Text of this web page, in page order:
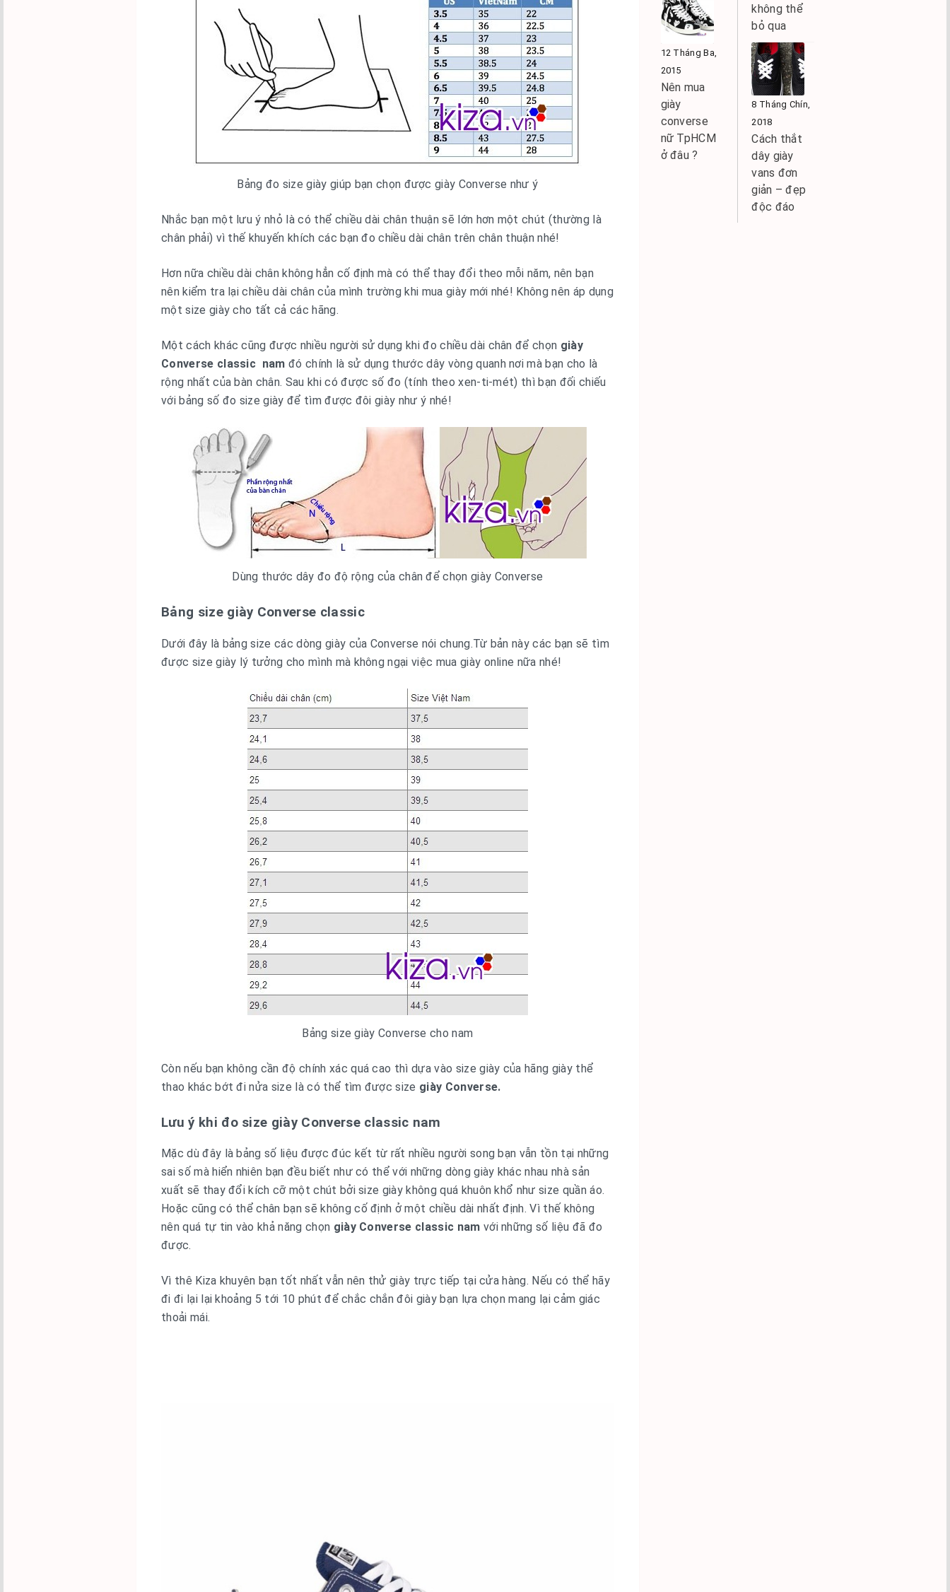
Bảng đo size giày giúp bạn chọn được giày Converse như ý
Nhắc bạn một lưu ý nhỏ là có thể chiều dài chân thuận sẽ lớn hơn một chút (thường là
chân phải) vì thế khuyến khích các bạn đo chiều dài chân trên chân thuận nhé!
Hơn nữa chiều dài chân không hẳn cố định mà có thể thay đổi theo mỗi năm, nên bạn
nên kiểm tra lại chiều dài chân của mình trường khi mua giày mới nhé! Không nên áp dụng
một size giày cho tất cả các hãng.
Một cách khác cũng được nhiều người sử dụng khi đo chiều dài chân để chọn giày
Converse classic namđó chính là sử dụng thước dây vòng quanh nơi mà bạn cho là
rộng nhất của bàn chân. Sau khi có được số đo (tính theo xen-ti-mét) thì bạn đối chiếu
với bảng số đo size giày để tìm được đôi giày như ý nhé!
Dùng thước dây đo độ rộng của chân để chọn giày Converse
Bảng size giày Converse classic
Dưới đây là bảng size các dòng giày của Converse nói chung.Từ bản này các bạn sẽ tìm
được size giày lý tưởng cho mình mà không ngại việc mua giày online nữa nhé!
Bảng size giày Converse cho nam
Còn nếu bạn không cần độ chính xác quá cao thì dựa vào size giày của hãng giày thể
thao khác bớt đi nửa size là có thể tìm được size giày Converse.
Lưu ý khi đo size giày Converse classic nam
Mặc dù đây là bảng số liệu được đúc kết từ rất nhiều người song bạn vẫn tồn tại những
sai số mà hiển nhiên bạn đều biết như có thể với những dòng giày khác nhau nhà sản
xuất sẽ thay đổi kích cỡ một chút bởi size giày không quá khuôn khổ như size quần áo.
Hoặc cũng có thể chân bạn sẽ không cố định ở một chiều dài nhất định. Vì thế không
nên quá tự tin vào khả năng chọn giày Converse classic nam với những số liệu đã đo
được.
Vì thê Kiza khuyên bạn tốt nhất vẫn nên thử giày trực tiếp tại cửa hàng. Nếu có thể hãy
đi đi lại lại khoảng 5 tới 10 phút để chắc chắn đôi giày bạn lựa chọn mang lại cảm giác
thoải mái.
12 Tháng Ba,
2015
Nên mua
giày
converse
nữ TpHCM
ở đâu ?
không thể
bỏ qua
8 Tháng Chín,
2018
Cách thắt
dây giày
vans đơn
giản – đẹp
độc đáo